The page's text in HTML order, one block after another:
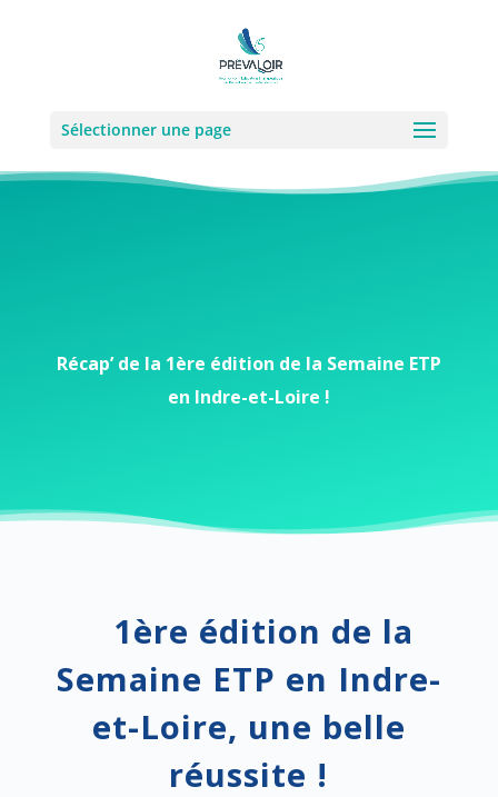
Sélectionner une page
Récap’ de la 1ère édition de la Semaine ETP
en Indre-et-Loire !
1ère édition de la
Semaine ETP en Indre-
et-Loire, une belle
réussite !